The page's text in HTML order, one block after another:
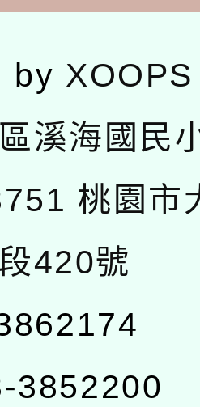
by XOOPS
溪海國民
桃園市
420號
3852200